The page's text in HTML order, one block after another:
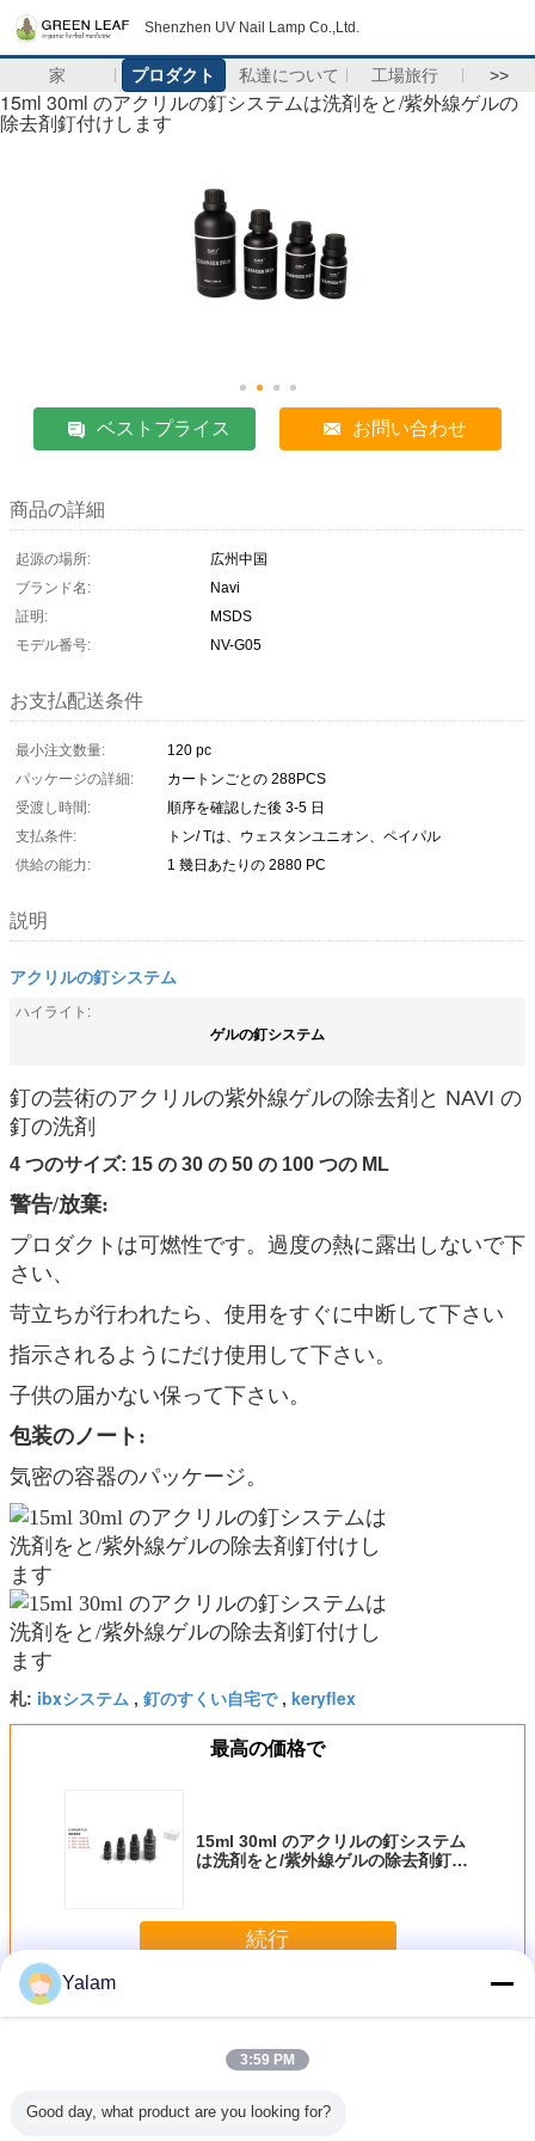
Shenzhen UV Nail Lamp Co.,Ltd.
家 プロダクト 私達について 工場旅行 >>
15ml 30ml のアクリルの釘システムは洗剤をと/紫外線ゲルの
除去剤釘付けします
ベストプライス お問い合わせ
商品の詳細
起源の場所:
広州中国
ブランド名:
Navi
証明:
MSDS
モデル番号:
NV-G05
お支払配送条件
最小注文数量:
120 pc
パッケージの詳細:
カートンごとの 288PCS
受渡し時間:
順序を確認した後 3-5 日
支払条件:
トン/ Tは、ウェスタンユニオン、ペイパル
供給の能力:
1 幾日あたりの 2880 PC
説明
アクリルの釘システム
ハイライト:
ゲルの釘システム
釘の芸術のアクリルの紫外線ゲルの除去剤と NAVI の
釘の洗剤
4 つのサイズ: 15 の 30 の 50 の 100 つの ML
警告/放棄:
プロダクトは可燃性です。過度の熱に露出しないで下
さい、
苛立ちが行われたら、使用をすぐに中断して下さい
指示されるようにだけ使用して下さい。
子供の届かない保って下さい。
包装のノート:
気密の容器のパッケージ。
札: ibxシステム , 釘のすくい自宅で, keryflex
最高の価格で
15ml 30ml のアクリルの釘システム
は洗剤をと/紫外線ゲルの除去剤釘付
続行
多くアクリルの釘システム
Yalam
3:59 PM
Good day, what product are you looking for?